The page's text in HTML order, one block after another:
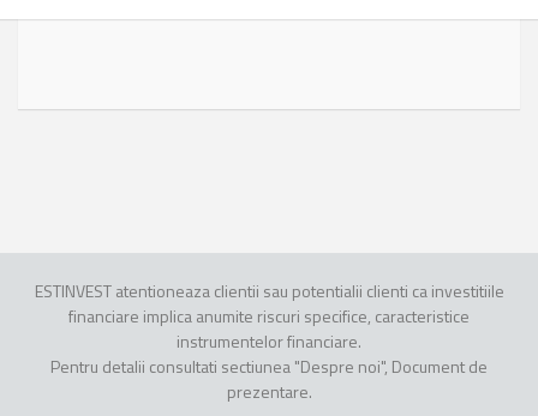
ESTINVEST atentioneaza clientii sau potentialii clienti ca investitiile
financiare implica anumite riscuri specifice, caracteristice
instrumentelor financiare.
Pentru detalii consultati sectiunea "Despre noi", Document de
prezentare.